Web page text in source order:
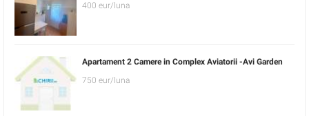
400 eur/luna
Apartament 2 Camere in Complex Aviatorii -Avi Garden
750 eur/luna